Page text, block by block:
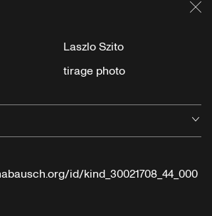
Laszlo Szito
tirage photo
id/kind_30021708_44_000